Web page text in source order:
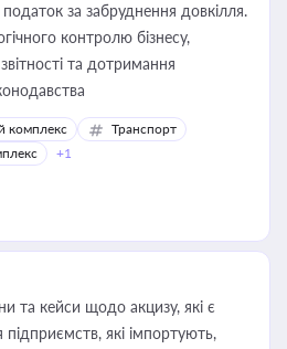
за забруднення довкілля.
контролю бізнесу,
та дотримання
комплекс
Транспорт
+1
та кейси щодо акцизу, які є
які імпортують,